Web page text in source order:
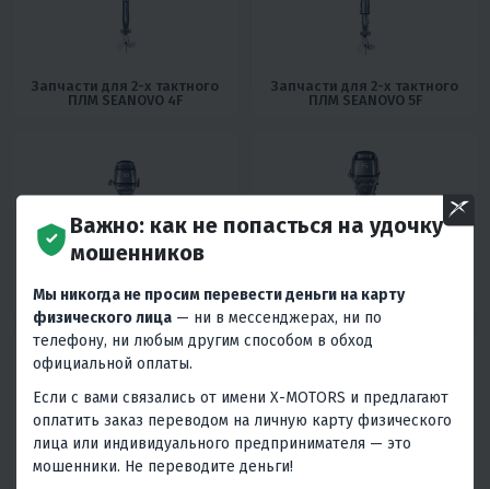
Запчасти для 2-х тактного
ПЛМ SEANOVO 4F
Запчасти для 2-х тактного
ПЛМ SEANOVO 5F
Запчасти для 2-х тактного
ПЛМ SEANOVO 9,8F
ПЛМ SEANOVO 15F
Важно: как не попасться на удочку
мошенников
Мы никогда не просим перевести деньги на карту
физического лица — ни в мессенджерах, ни по
телефону, ни любым другим способом в обход
официальной оплаты.
Если с вами связались от имени X-MOTORS и предлагают
оплатить заказ переводом на личную карту физического
лица или индивидуального предпринимателя — это
мошенники. Не переводите деньги!